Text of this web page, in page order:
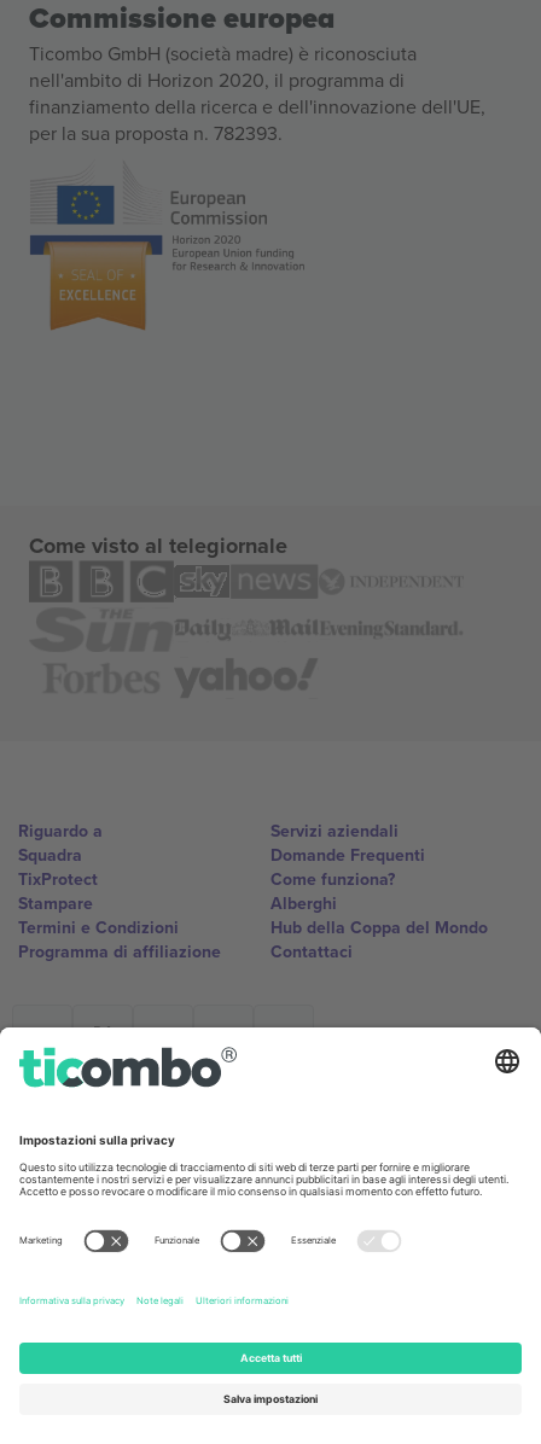
Commissione europea
Ticombo GmbH (società madre) è riconosciuta
nell'ambito di Horizon 2020, il programma di
finanziamento della ricerca e dell'innovazione dell'UE,
per la sua proposta n. 782393.
Come visto al telegiornale
Riguardo a
Squadra
TixProtect
Stampare
Termini e Condizioni
Programma di affiliazione
Servizi aziendali
Domande Frequenti
Come funziona?
Alberghi
Hub della Coppa del Mondo
Contattaci
Ticombo Italia
Mimi Balkanska 132, 1540, Sofia,
base alla località, all'evento e/o al dominio. Per i dettagli controlla la
pagina specifica dell'evento, l'impronta e i termini.,
© 2026 Ticombo. Tutti i diritti riservati.